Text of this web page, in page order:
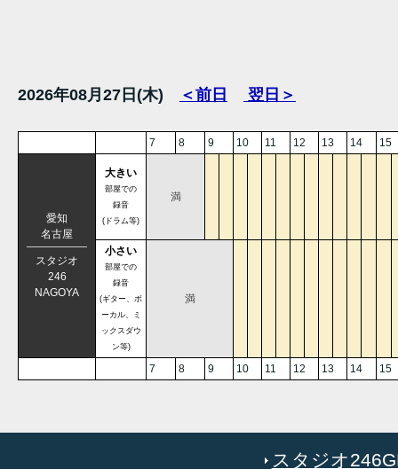
2026年08月27日(木) ＜前日 翌日＞
7 8 9 10 11 12 13 14 15
愛知
名古屋
スタジオ
246
NAGOYA
大きい
部屋での
録音
(ドラム等)
満
小さい
部屋での
録音
(ギター、ボ
ーカル、ミ
ックスダウ
ン等)
満
7 8 9 10 11 12 13 14 15
スタジオ